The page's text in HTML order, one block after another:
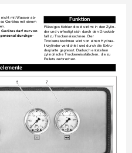
nicht mit Wasser ab- Funktion
Gerätes mit einem
Flüssiges Kohlendioxid strömt in den Zylin-
Gerätes darf nur von der und verfestigt sich durch den Druckab-
nal durchge- fall zu Trockeneisschnee. Der
Trockeneisschnee wird von einen Hydrau-
likzylinder verdichtet und durch die Extru-
derplatte gepresst. Dadurch entstehen
zylindrische Trockeneisstäbchen, die zu
Pellets zerbrechen.
6 7
CO